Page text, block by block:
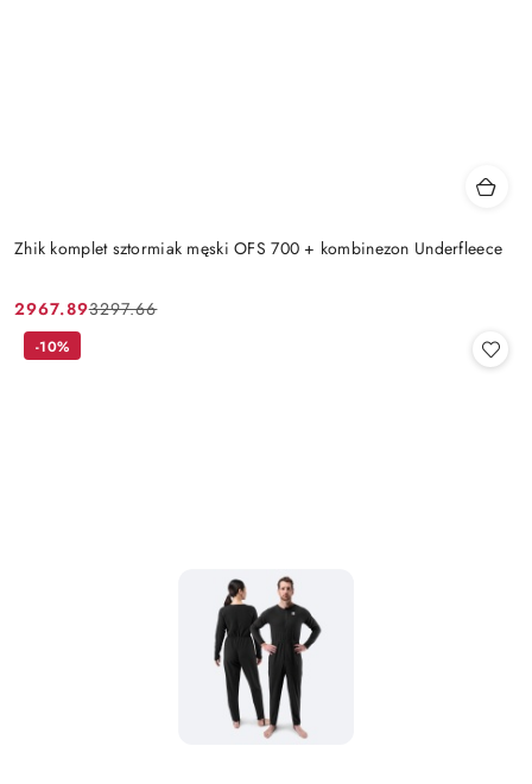
Zhik komplet sztormiak męski OFS 700 + kombinezon Underfleece
Cena
promocyjna:
2967.89
Cena
przed
3297.66
-10%